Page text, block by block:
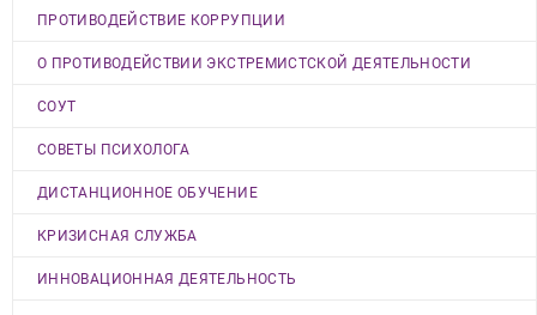
ПРОТИВОДЕЙСТВИЕ КОРРУПЦИИ
О ПРОТИВОДЕЙСТВИИ ЭКСТРЕМИСТСКОЙ ДЕЯТЕЛЬНОСТИ
СОУТ
СОВЕТЫ ПСИХОЛОГА
ДИСТАНЦИОННОЕ ОБУЧЕНИЕ
КРИЗИСНАЯ СЛУЖБА
ИННОВАЦИОННАЯ ДЕЯТЕЛЬНОСТЬ